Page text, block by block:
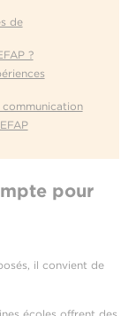
de
?
communication
pour
il convient de